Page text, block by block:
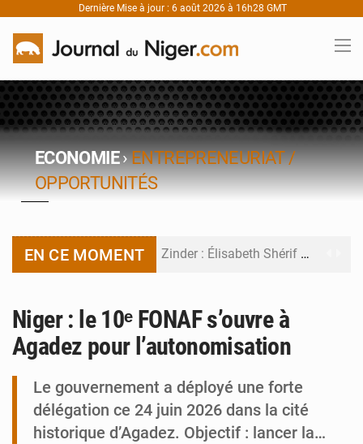
Dernière Mise à jour : 6 août 2026 à 16h28 GMT
ECONOMIE›ENTREPRENEURIAT /
OPPORTUNITÉS
EN CE MOMENT Zinder : Élisabeth Shérif visite l’école Birni Garçon
Niger : le 10ᵉ FONAF s’ouvre à
Agadez pour l’autonomisation
Le gouvernement a déployé une forte
délégation ce 24 juin 2026 dans la cité
historique d’Agadez. Objectif : lancer la…